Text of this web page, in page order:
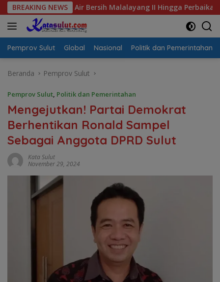
Langsung
ke
konten
BREAKING NEWS
Air Bersih Malalayang II Hingga Perbaikan Infrastruktur
Pemprov Sulut Global Nasional Politik dan Pemerintahan
Beranda Pemprov Sulut
Pemprov Sulut, Politik dan Pemerintahan
Mengejutkan! Partai Demokrat
Berhentikan Ronald Sampel
Sebagai Anggota DPRD Sulut
Kata Sulut
November 29, 2024